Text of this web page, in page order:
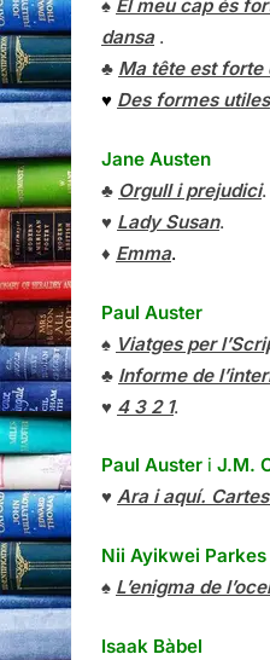
♠ El meu cap és
dansa.
♣ Ma tête est forte
♥ Des formes utiles
Jane Austen
♣ Orgull i prejudici.
♥ Lady Susan.
♦ Emma.
Paul Auster
♠ Viatges per
♣ Informe de
♥ 4 3 2 1.
Paul Auster i J.M.
♥ Ara i aquí.
Nii Ayikwei Parkes
♠ L’enigma de
Isaak Bàbel